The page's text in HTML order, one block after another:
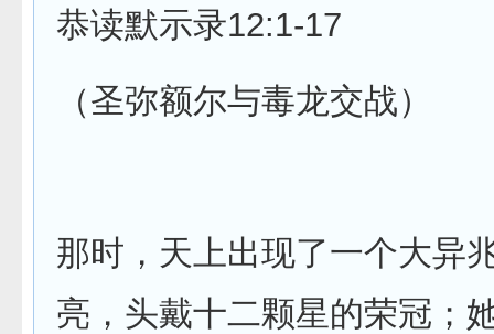
恭读默示录12:1-17
（圣弥额尔与毒龙交战）
那时，天上出现了一个大异
亮，头戴十二颗星的荣冠；